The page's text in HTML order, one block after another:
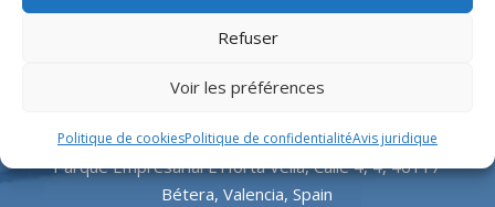
Refuser
Voir les préférences
Politique de cookiesPolitique de confidentialitéAvis juridique
correspondants pour l’industrie offshore et le
secteur hospitalier.
SIÈGE SOCIAL
Parque Empresarial L’Horta Vella, Calle 4, 4, 46117
Bétera, Valencia, Spain